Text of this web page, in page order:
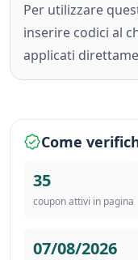
Per utilizzare
inserire codici al
applicati
Come
35
coupon attivi in pagina
07/08/2026